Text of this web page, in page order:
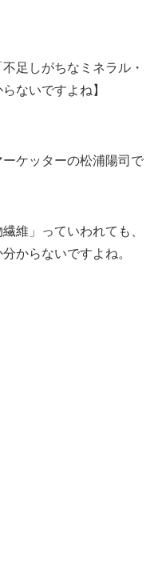
足しがちなミネラル・
ないですよね】
ケッターの松浦陽司で
維」っていわれても、
からないですよね。